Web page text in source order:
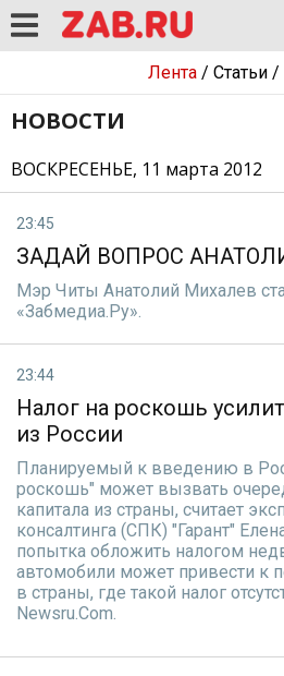
Лента/ Статьи/
НОВОСТИ
ВОСКРЕСЕНЬЕ, 11 марта 2012
23:45
ЗАДАЙ ВОПРОС
Мэр Читы Анатолий Михалев
«Забмедиа.Ру».
23:44
Налог на роскошь
из России
Планируемый к введению в
роскошь" может вызвать
капитала из страны, считает
консалтинга (СПК) "Гарант"
попытка обложить налогом
автомобили может привести к
в страны, где такой налог
Newsru.Com.